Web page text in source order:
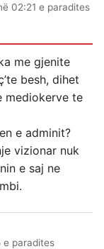
02:21 e paradites
me gjenite
besh, dihet
mediokerve te
e adminit?
vizionar nuk
e saj ne
e paradites